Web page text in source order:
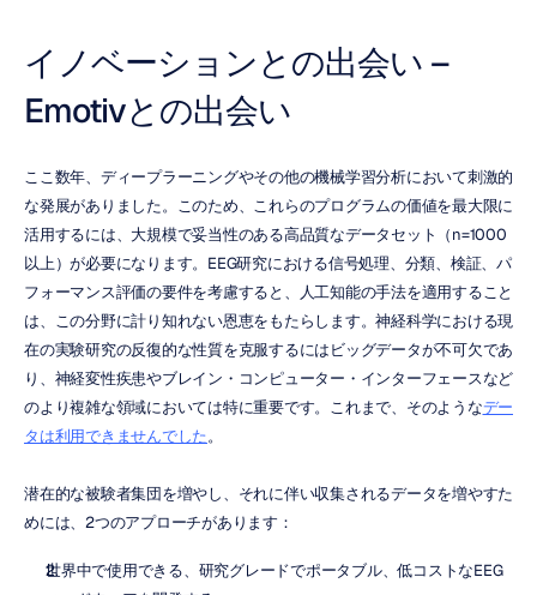
イノベーションとの出会い –
Emotivとの出会い
ここ数年、ディープラーニングやその他の機械学習分析において刺激的
な発展がありました。このため、これらのプログラムの価値を最大限に
活用するには、大規模で妥当性のある高品質なデータセット（n=1000
以上）が必要になります。EEG研究における信号処理、分類、検証、パ
フォーマンス評価の要件を考慮すると、人工知能の手法を適用すること
は、この分野に計り知れない恩恵をもたらします。神経科学における現
在の実験研究の反復的な性質を克服するにはビッグデータが不可欠であ
り、神経変性疾患やブレイン・コンピューター・インターフェースなど
のより複雑な領域においては特に重要です。これまで、そのようなデー
タは利用できませんでした。
潜在的な被験者集団を増やし、それに伴い収集されるデータを増やすた
めには、2つのアプローチがあります：
世界中で使用できる、研究グレードでポータブル、低コストなEEG